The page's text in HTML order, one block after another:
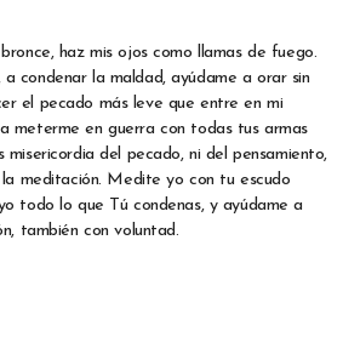
haz mis ojos como llamas de fuego.
condenar la maldad, ayúdame a orar sin
el pecado más leve que entre en mi
meterme en guerra con todas tus armas
del pecado, ni del pensamiento,
meditación. Medite yo con tu escudo
todo lo que Tú condenas, y ayúdame a
también con voluntad.